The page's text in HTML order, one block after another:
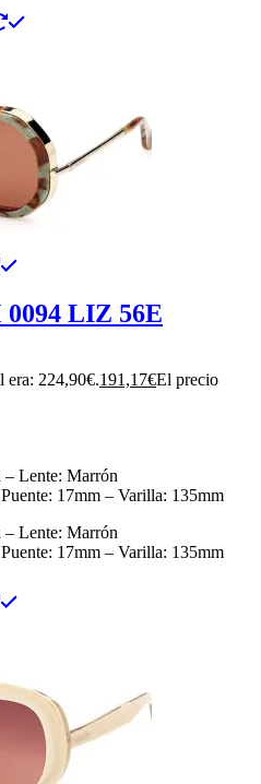
LIZ 56E
era: 224,90€.191,17€El precio
Lente: Marrón
17mm – Varilla: 135mm
Lente: Marrón
17mm – Varilla: 135mm